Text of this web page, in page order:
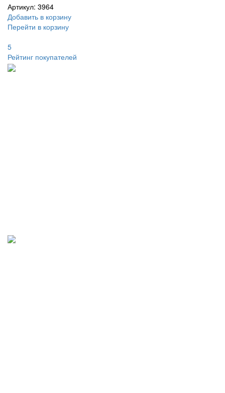
Артикул: 3964
Добавить в корзину
Перейти в корзину
5
Рейтинг покупателей